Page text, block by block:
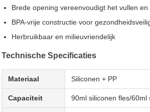
Brede opening vereenvoudigt het vullen en
BPA-vrije constructie voor
Herbruikbaar en milieuvriendelijk
Technische Specificaties
Materiaal Siliconen + PP
Capaciteit 90ml siliconen fles/60ml